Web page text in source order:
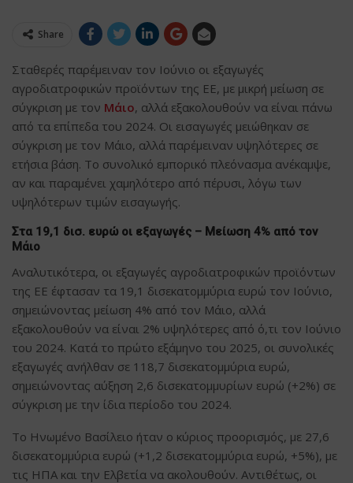
Share
Σταθερές παρέμειναν τον Ιούνιο οι εξαγωγές
αγροδιατροφικών προϊόντων της ΕΕ, με μικρή μείωση σε
σύγκριση με τον Μάιο, αλλά εξακολουθούν να είναι πάνω
από τα επίπεδα του 2024. Οι εισαγωγές μειώθηκαν σε
σύγκριση με τον Μάιο, αλλά παρέμειναν υψηλότερες σε
ετήσια βάση. Το συνολικό εμπορικό πλεόνασμα ανέκαμψε,
αν και παραμένει χαμηλότερο από πέρυσι, λόγω των
υψηλότερων τιμών εισαγωγής.
Στα 19,1 δισ. ευρώ οι εξαγωγές – Μείωση 4% από τον
Μάιο
Αναλυτικότερα, οι εξαγωγές αγροδιατροφικών προϊόντων
της ΕΕ έφτασαν τα 19,1 δισεκατομμύρια ευρώ τον Ιούνιο,
σημειώνοντας μείωση 4% από τον Μάιο, αλλά
εξακολουθούν να είναι 2% υψηλότερες από ό,τι τον Ιούνιο
του 2024. Κατά το πρώτο εξάμηνο του 2025, οι συνολικές
εξαγωγές ανήλθαν σε 118,7 δισεκατομμύρια ευρώ,
σημειώνοντας αύξηση 2,6 δισεκατομμυρίων ευρώ (+2%) σε
σύγκριση με την ίδια περίοδο του 2024.
Το Ηνωμένο Βασίλειο ήταν ο κύριος προορισμός, με 27,6
δισεκατομμύρια ευρώ (+1,2 δισεκατομμύρια ευρώ, +5%), με
τις ΗΠΑ και την Ελβετία να ακολουθούν. Αντιθέτως, οι